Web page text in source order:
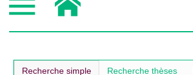
Recherche simple Recherche thèses